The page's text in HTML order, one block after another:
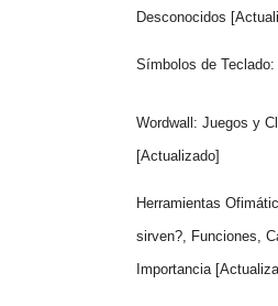
Desconocidos
Símbolos de
Wordwall: Juegos y
[Actualizado]
Herramientas
sirven?, Funciones,
Importancia